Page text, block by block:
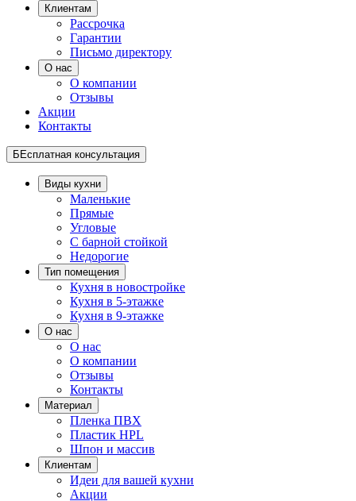
Клиентам
Рассрочка
Гарантии
Письмо директору
О нас
О компании
Отзывы
Акции
Контакты
БЕсплатная консультация
Виды кухни
Маленькие
Прямые
Угловые
С барной стойкой
Недорогие
Тип помещения
Кухня в новостройке
Кухня в 5-этажке
Кухня в 9-этажке
О нас
О нас
О компании
Отзывы
Контакты
Материал
Пленка ПВХ
Пластик HPL
Шпон и массив
Клиентам
Идеи для вашей кухни
Акции